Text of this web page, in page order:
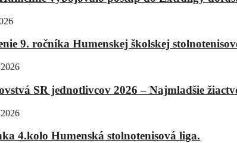
9. ročníka Humenskej školskej
SR jednotlivcov 2026 – Najmladšie
4.kolo Humenská stolnotenisová liga.